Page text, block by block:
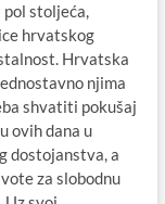
pol stoljeća,
hrvatskog
Hrvatska
njima
shvatiti pokušaj
ovih dana u
dostojanstva, a
za slobodnu